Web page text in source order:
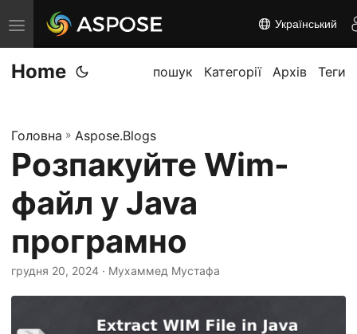
П
е
р
к
н
т
н
а
в
Український
Home пошук Категорії Архів Теги
Головна » Aspose.Blogs
Розпакуйте Wim-
файл у Java
програмно
грудня 20, 2024 · Мухаммед Мустафа